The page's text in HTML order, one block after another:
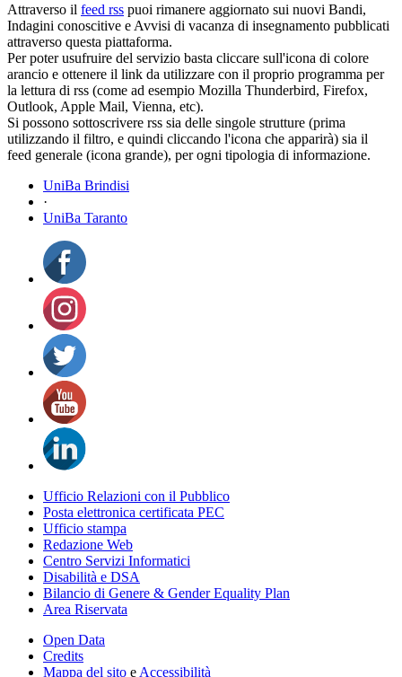
Attraverso il feed rss puoi rimanere aggiornato sui nuovi Bandi,
Indagini conoscitive e Avvisi di vacanza di insegnamento pubblicati
attraverso questa piattaforma.
Per poter usufruire del servizio basta cliccare sull'icona di colore
arancio e ottenere il link da utilizzare con il proprio programma per
la lettura di rss (come ad esempio Mozilla Thunderbird, Firefox,
Outlook, Apple Mail, Vienna, etc).
Si possono sottoscrivere rss sia delle singole strutture (prima
utilizzando il filtro, e quindi cliccando l'icona che apparirà) sia il
feed generale (icona grande), per ogni tipologia di informazione.
UniBa Brindisi
·
UniBa Taranto
Ufficio Relazioni con il Pubblico
Posta elettronica certificata PEC
Ufficio stampa
Redazione Web
Centro Servizi Informatici
Disabilità e DSA
Bilancio di Genere & Gender Equality Plan
Area Riservata
Open Data
Credits
Mappa del sito e Accessibilità